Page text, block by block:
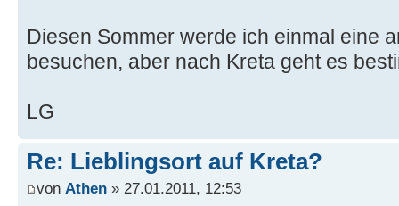
Diesen Sommer werde ich einmal eine
besuchen, aber nach Kreta geht es
LG
Re: Lieblingsort auf Kreta?
von Athen » 27.01.2011, 12:53